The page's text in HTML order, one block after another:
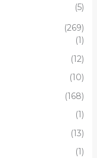
(5)
(269)
(1)
(12)
(10)
(168)
(1)
(13)
(1)